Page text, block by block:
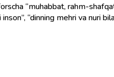
“muhabbat, rahm-shafqat,
“dinning mehri va nuri